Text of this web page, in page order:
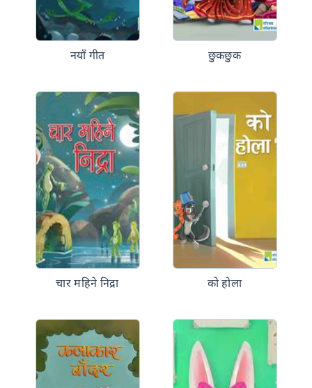
नयाँ गीत छुकछुक
चार महिने निद्रा को होला